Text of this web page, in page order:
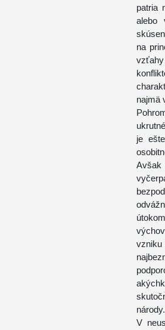
patria
alebo
na
najmä
je
Avšak
národy.
V